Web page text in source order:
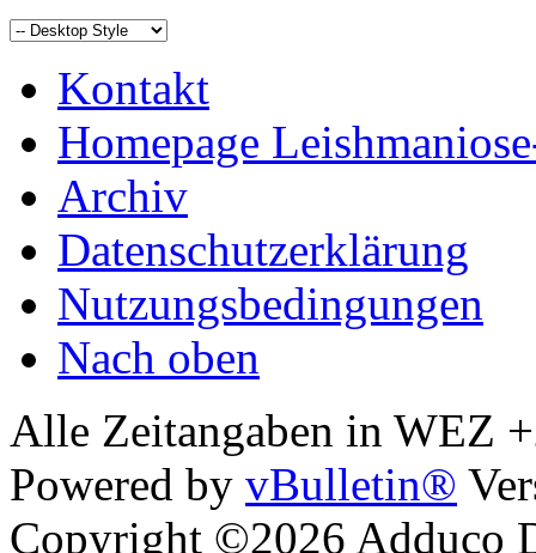
Kontakt
Homepage
Archiv
Datenschutzerklärung
Nutzungsbedingungen
Nach oben
Alle Zeitangaben in WEZ
Powered by vBulletin®
Copyright ©2026 Adduco